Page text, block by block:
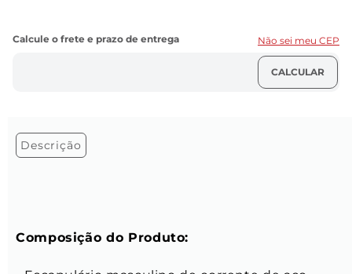
Não sei meu CEP
Descrição
Composição do Produto: